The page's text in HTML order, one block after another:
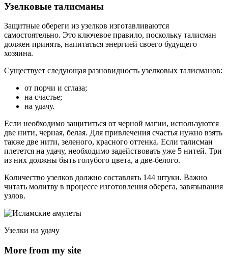
Узелковые талисманы
Защитные обереги из узелков изготавливаются
самостоятельно. Это ключевое правило, поскольку талисман
должен принять, напитаться энергией своего будущего
хозяина.
Существует следующая разновидность узелковых талисманов:
от порчи и сглаза;
на счастье;
на удачу.
Если необходимо защититься от черной магии, используются
две нити, черная, белая. Для привлечения счастья нужно взять
также две нити, зеленого, красного оттенка. Если талисман
плетется на удачу, необходимо задействовать уже 5 нитей. Три
из них должны быть голубого цвета, а две-белого.
Количество узелков должно составлять 144 штуки. Важно
читать молитву в процессе изготовления оберега, завязывания
узлов.
Узелки на удачу
More from my site